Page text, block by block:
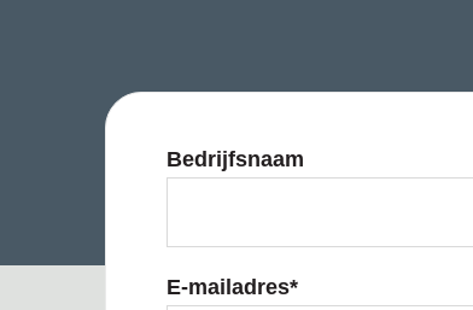
Bedrijfsnaam
E-mailadres*